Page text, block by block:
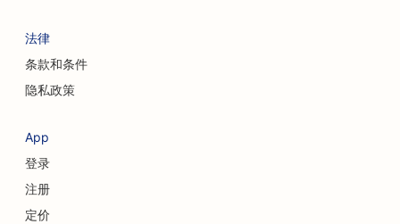
法律
条款和条件
隐私政策
App
登录
注册
定价